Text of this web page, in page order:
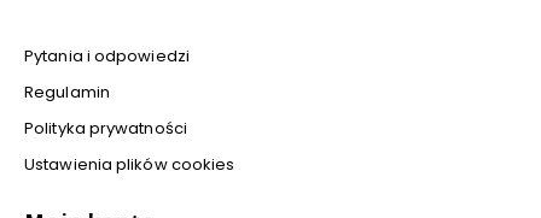
Pytania i odpowiedzi
Regulamin
Polityka prywatności
Ustawienia plików cookies